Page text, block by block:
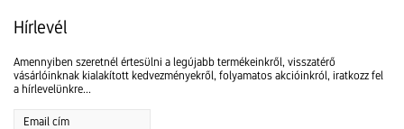
Hírlevél
Amennyiben szeretnél értesülni a legújabb termékeinkről, visszatérő
vásárlóinknak kialakított kedvezményekről, folyamatos akcióinkról, iratkozz fel
a hírlevelünkre...